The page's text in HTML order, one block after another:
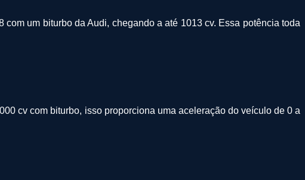
um biturbo da Audi, chegando a até 1013 cv. Essa potência toda
cv com biturbo, isso proporciona uma aceleração do veículo de 0 a